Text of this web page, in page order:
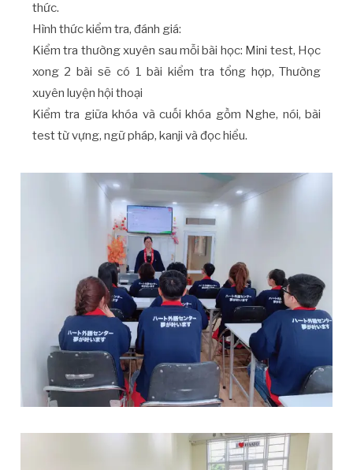
thức.
Hình thức kiểm tra, đánh giá:
Kiểm tra thường xuyên sau mỗi bài học: Mini test, Học
xong 2 bài sẽ có 1 bài kiểm tra tổng hợp, Thường
xuyên luyện hội thoại
Kiểm tra giữa khóa và cuối khóa gồm Nghe, nói, bài
test từ vựng, ngữ pháp, kanji và đọc hiểu.